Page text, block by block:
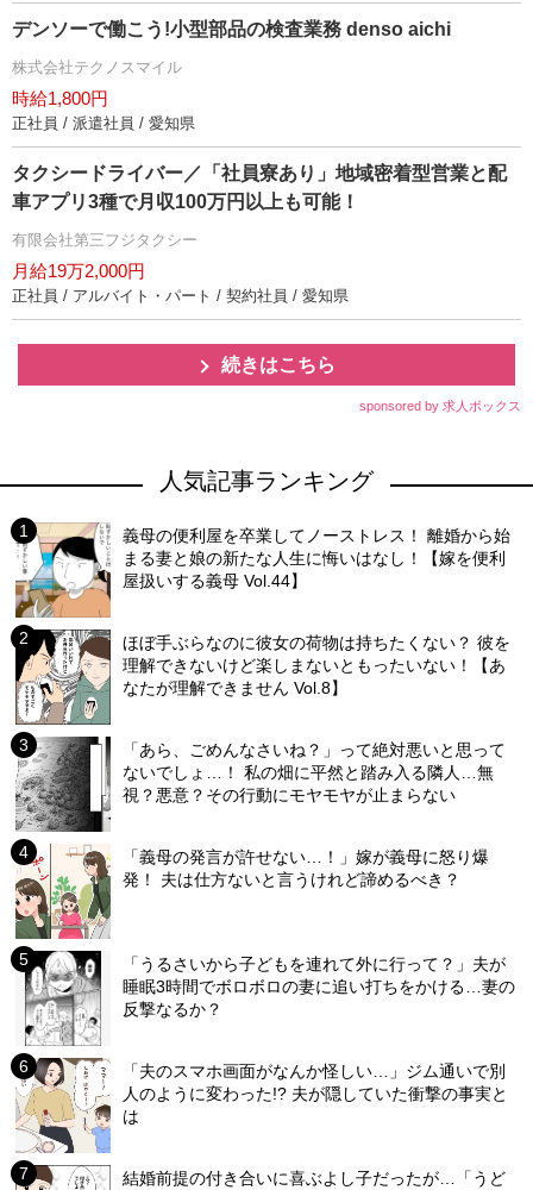
デンソーで働こう!小型部品の検査業務 denso aichi
株式会社テクノスマイル
時給1,800円
正社員 / 派遣社員 / 愛知県
タクシードライバー／「社員寮あり」地域密着型営業と配
車アプリ3種で月収100万円以上も可能！
有限会社第三フジタクシー
月給19万2,000円
正社員 / アルバイト・パート / 契約社員 / 愛知県
続きはこちら
sponsored by 求人ボックス
人気記事ランキング
義母の便利屋を卒業してノーストレス！ 離婚から始
まる妻と娘の新たな人生に悔いはなし！【嫁を便利
屋扱いする義母 Vol.44】
ほぼ手ぶらなのに彼女の荷物は持ちたくない？ 彼を
理解できないけど楽しまないともったいない！【あ
なたが理解できません Vol.8】
「あら、ごめんなさいね？」って絶対悪いと思って
ないでしょ…！ 私の畑に平然と踏み入る隣人…無
視？悪意？その行動にモヤモヤが止まらない
「義母の発言が許せない…！」嫁が義母に怒り爆
発！ 夫は仕方ないと言うけれど諦めるべき？
「うるさいから子どもを連れて外に行って？」夫が
睡眠3時間でボロボロの妻に追い打ちをかける…妻の
反撃なるか？
「夫のスマホ画面がなんか怪しい…」ジム通いで別
人のように変わった!? 夫が隠していた衝撃の事実と
は
結婚前提の付き合いに喜ぶよし子だったが…「うど